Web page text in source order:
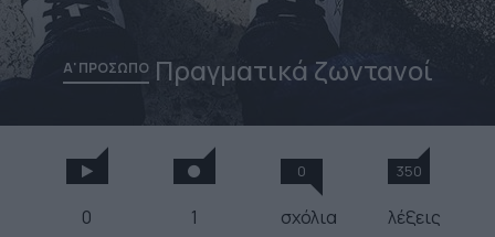
Α' ΠΡΟΣΩΠΟΠραγματικά ζωντανοί
0 1
0
σχόλια
350
λέξεις